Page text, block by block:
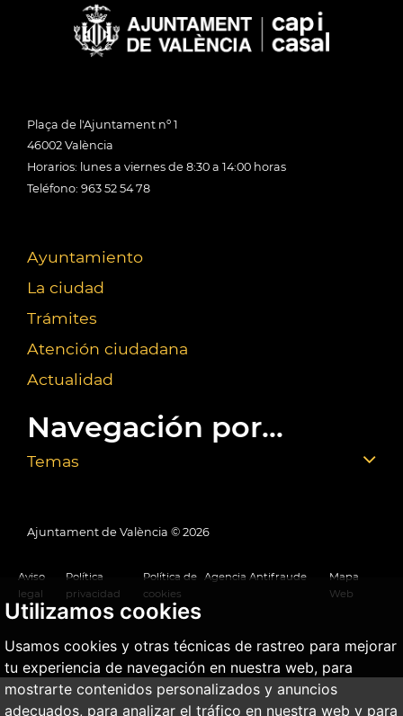
Utilizamos cookies
Usamos cookies y otras técnicas de rastreo para mejorar
tu experiencia de navegación en nuestra web, para
mostrarte contenidos personalizados y anuncios
adecuados, para analizar el tráfico en nuestra web y para
Plaça de l'Ajuntament nº 1
46002 València
Horarios: lunes a viernes de 8:30 a 14:00 horas
Teléfono: 963 52 54 78
Ayuntamiento
La ciudad
Trámites
Atención ciudadana
Actualidad
Navegación por...
Temas
Ajuntament de València © 2026
Aviso
legal
Política
privacidad
Política de
cookies
Agencia Antifraude
Mapa
Web